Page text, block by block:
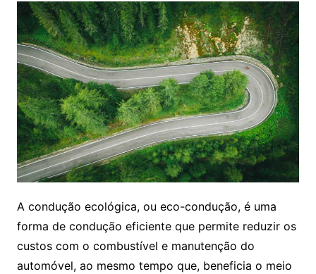
A condução ecológica, ou eco-condução, é uma
forma de condução eficiente que permite reduzir os
custos com o combustível e manutenção do
automóvel, ao mesmo tempo que, beneficia o meio